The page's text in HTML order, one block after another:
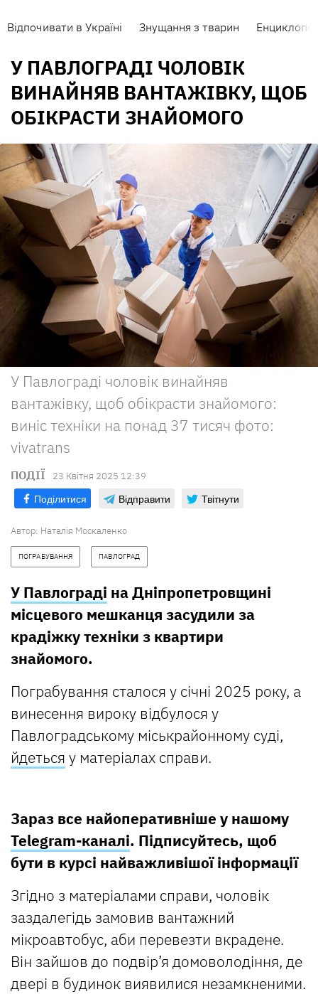
Відпочивати в Україні Знущання з тварин
У ПАВЛОГРАДІ ЧОЛОВІК
ВИНАЙНЯВ ВАНТАЖІВКУ, ЩОБ
ОБІКРАСТИ ЗНАЙОМОГО
У Павлограді чоловік винайняв
вантажівку, щоб обікрасти знайомого:
виніс техніки на понад 37 тисяч фото:
vivatrans
ПОДІЇ 23 Квiтня 2025 12:39
Поділитися Відправити Твітнути
Автор: Наталія Москаленко
ПОГРАБУВАННЯ ПАВЛОГРАД
У Павлограді на Дніпропетровщині
місцевого мешканця засудили за
крадіжку техніки з квартири
знайомого.
Пограбування сталося у січні 2025 року, а
винесення вироку відбулося у
Павлоградському міськрайонному суді,
йдеться у матеріалах справи.
Зараз все найоперативніше у нашому
Telegram-каналі. Підписуйтесь, щоб
бути в курсі найважливішої інформації
Згідно з матеріалами справи, чоловік
заздалегідь замовив вантажний
мікроавтобус, аби перевезти вкрадене.
Він зайшов до подвір’я домоволодіння, де
двері в будинок виявилися незамкненими.